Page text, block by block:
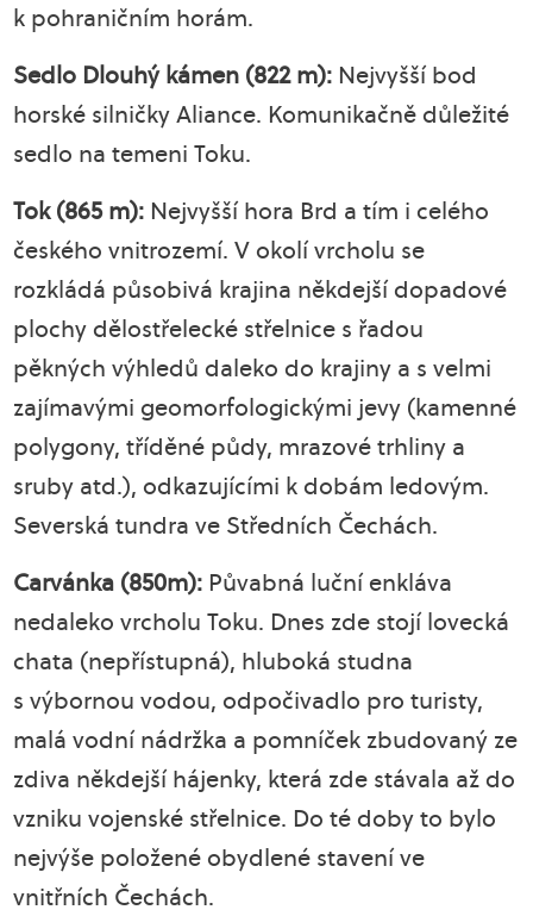
k pohraničním horám.
Sedlo Dlouhý kámen (822 m): Nejvyšší bod
horské silničky Aliance. Komunikačně důležité
sedlo na temeni Toku.
Tok (865 m): Nejvyšší hora Brd a tím i celého
českého vnitrozemí. V okolí vrcholu se
rozkládá působivá krajina někdejší dopadové
plochy dělostřelecké střelnice s řadou
pěkných výhledů daleko do krajiny a s velmi
zajímavými geomorfologickými jevy (kamenné
polygony, tříděné půdy, mrazové trhliny a
sruby atd.), odkazujícími k dobám ledovým.
Severská tundra ve Středních Čechách.
Carvánka (850m): Půvabná luční enkláva
nedaleko vrcholu Toku. Dnes zde stojí lovecká
chata (nepřístupná), hluboká studna
s výbornou vodou, odpočivadlo pro turisty,
malá vodní nádržka a pomníček zbudovaný ze
zdiva někdejší hájenky, která zde stávala až do
vzniku vojenské střelnice. Do té doby to bylo
nejvýše položené obydlené stavení ve
vnitřních Čechách.